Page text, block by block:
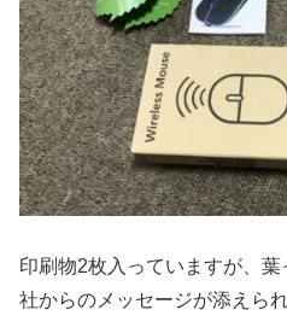
印刷物2枚入っていますが、
社からのメッセージが添えら